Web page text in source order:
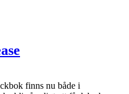
finns nu både i